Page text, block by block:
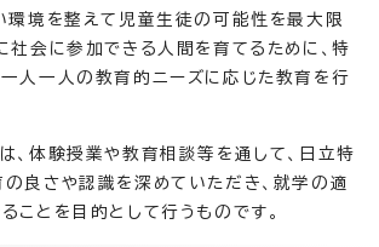
環境を整えて児童生徒の可能性を最大限
社会に参加できる人間を育てるために、特
人一人の教育的ニーズに応じた教育を行
、体験授業や教育相談等を通して、日立特
良さや認識を深めていただき、就学の適
ことを目的として行うものです。